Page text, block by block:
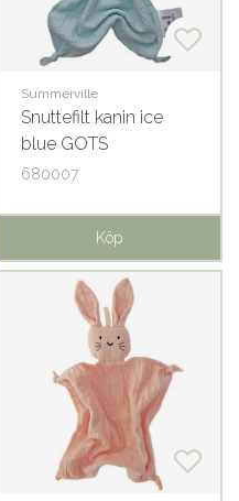
Summerville
Snuttefilt kanin ice
blue GOTS
680007
Köp